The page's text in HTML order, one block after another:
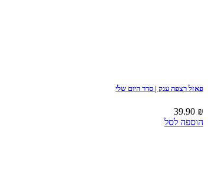
פאזל רצפה ענק | סדר היום שלי
39.90 ₪
הוספה לסל